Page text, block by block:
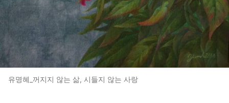
유명혜_꺼지지 않는 삶, 시들지 않는 사랑